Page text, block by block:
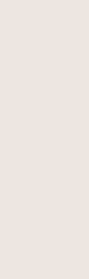
vart jag kan